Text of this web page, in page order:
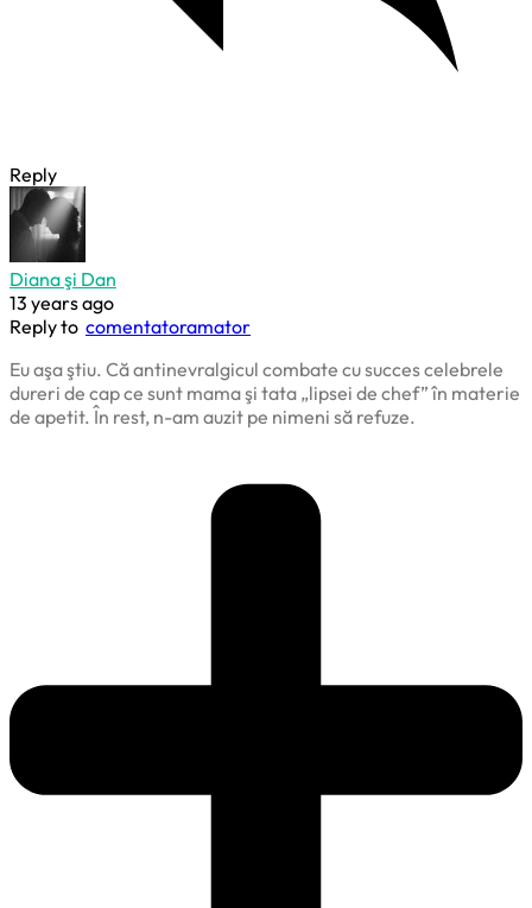
Reply
Diana şi Dan
13 years ago
Reply to comentatoramator
Eu aşa ştiu. Că antinevralgicul combate cu succes celebrele
dureri de cap ce sunt mama şi tata „lipsei de chef” în materie
de apetit. În rest, n-am auzit pe nimeni să refuze.